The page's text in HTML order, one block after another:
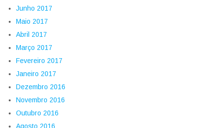
Junho 2017
Maio 2017
Abril 2017
Março 2017
Fevereiro 2017
Janeiro 2017
Dezembro 2016
Novembro 2016
Outubro 2016
Agosto 2016